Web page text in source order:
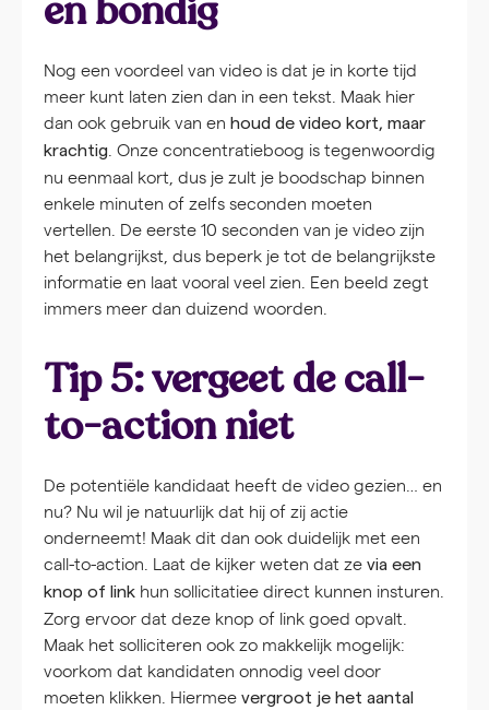
en bondig
Nog een voordeel van video is dat je in korte tijd
meer kunt laten zien dan in een tekst. Maak hier
dan ook gebruik van en houd de video kort, maar
krachtig. Onze concentratieboog is tegenwoordig
nu eenmaal kort, dus je zult je boodschap binnen
enkele minuten of zelfs seconden moeten
vertellen. De eerste 10 seconden van je video zijn
het belangrijkst, dus beperk je tot de belangrijkste
informatie en laat vooral veel zien. Een beeld zegt
immers meer dan duizend woorden.
Tip 5: vergeet de call-
to-action niet
De potentiële kandidaat heeft de video gezien… en
nu? Nu wil je natuurlijk dat hij of zij actie
onderneemt! Maak dit dan ook duidelijk met een
call-to-action. Laat de kijker weten dat ze via een
knop of link hun sollicitatiee direct kunnen insturen.
Zorg ervoor dat deze knop of link goed opvalt.
Maak het solliciteren ook zo makkelijk mogelijk:
voorkom dat kandidaten onnodig veel door
moeten klikken. Hiermee vergroot je het aantal